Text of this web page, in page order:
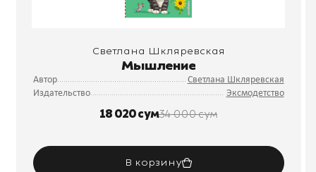
Светлана Шкляревская
Мышление
Автор
Светлана Шкляревская
Издательство
Эксмодетство
18 020 сум34 000 сум
В корзину